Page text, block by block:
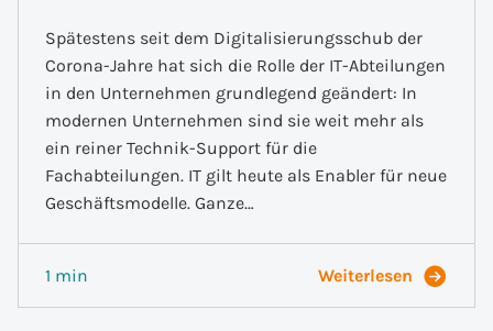
Spätestens seit dem Digitalisierungsschub der
Corona-Jahre hat sich die Rolle der IT-Abteilungen
in den Unternehmen grundlegend geändert: In
modernen Unternehmen sind sie weit mehr als
ein reiner Technik-Support für die
Fachabteilungen. IT gilt heute als Enabler für neue
Geschäftsmodelle. Ganze…
1 min Weiterlesen